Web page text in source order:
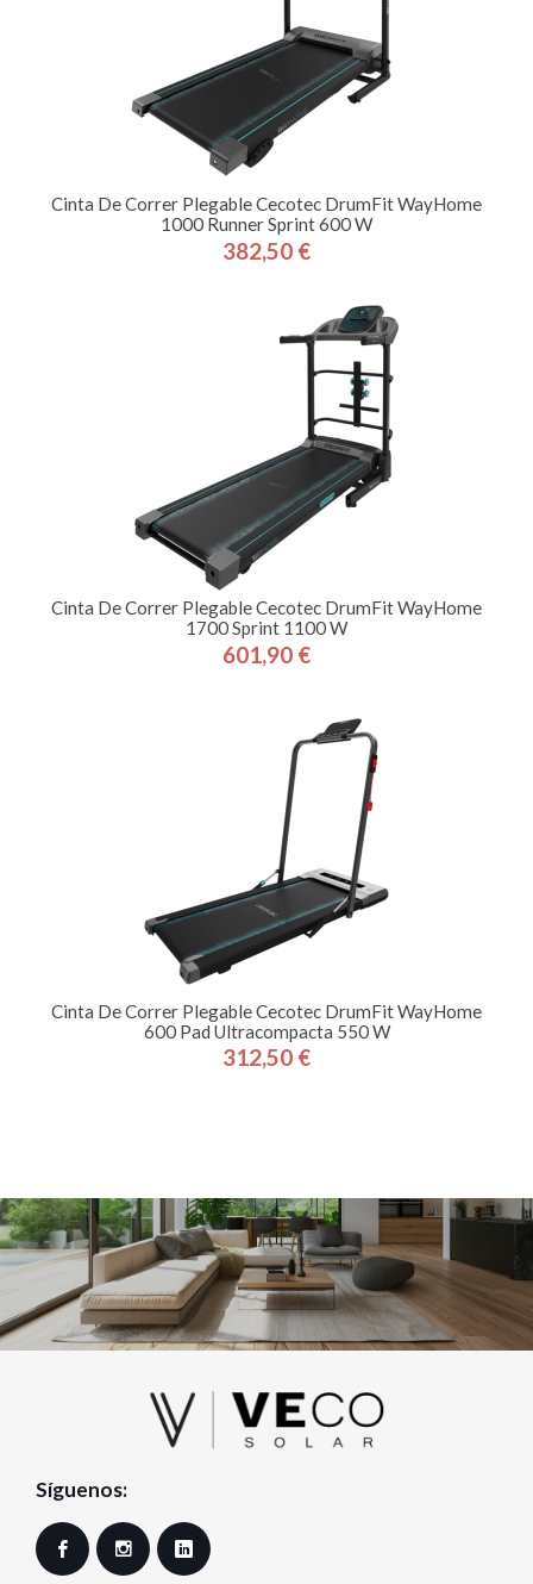
Cinta De Correr Plegable Cecotec DrumFit WayHome
1000 Runner Sprint 600 W
Precio
382,50 €
Cinta De Correr Plegable Cecotec DrumFit WayHome
1700 Sprint 1100 W
Precio
601,90 €
Cinta De Correr Plegable Cecotec DrumFit WayHome
600 Pad Ultracompacta 550 W
Precio
312,50 €
Síguenos:
Facebook Instagram